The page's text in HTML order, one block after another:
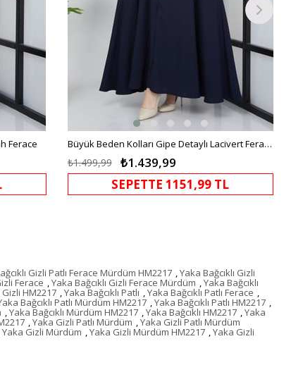
Ferace Büyük Beden Kolları Gipe Detaylı Lacivert Ferace
₺1.439,99
₺1.499,99
SEPETTE 1151,99 TL
Gizli Patlı Ferace Mürdüm HM2217 ,Yaka Bağcıklı Gizli
Ferace ,Yaka Bağcıklı Gizli Ferace Mürdüm ,Yaka Bağcıklı
Gizli HM2217 ,Yaka Bağcıklı Patlı ,Yaka Bağcıklı Patlı Ferace ,
Bağcıklı Patlı Mürdüm HM2217 ,Yaka Bağcıklı Patlı HM2217 ,
,Yaka Bağcıklı Mürdüm HM2217 ,Yaka Bağcıklı HM2217 ,Yaka
,Yaka Gizli Patlı Mürdüm ,Yaka Gizli Patlı Mürdüm
Yaka Gizli Mürdüm ,Yaka Gizli Mürdüm HM2217 ,Yaka Gizli